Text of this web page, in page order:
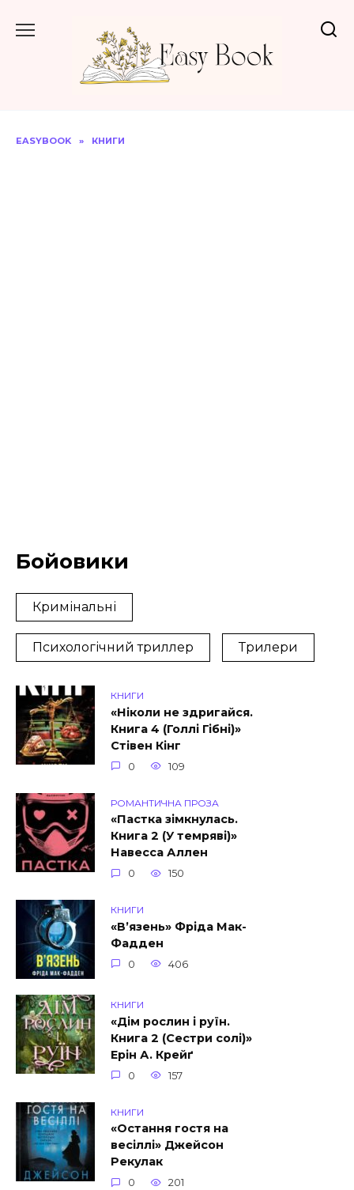
до
EASYBOOK » КНИГИ
Бойовики
Кримінальні
Психологічний триллер Трилери
КНИГИ
«Ніколи не здригайся.
Книга 4 (Голлі Гібні)»
Стівен Кінг
0 109
РОМАНТИЧНА ПРОЗА
«Пастка зімкнулась.
Книга 2 (У темряві)»
Навесса Аллен
0 150
КНИГИ
«В’язень» Фріда Мак-
Фадден
0 406
КНИГИ
«Дім рослин і руїн.
Книга 2 (Сестри солі)»
Ерін А. Крейґ
0 157
КНИГИ
«Остання гостя на
весіллі» Джейсон
Рекулак
0 201